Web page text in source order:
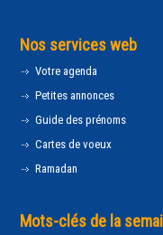
Nos services web
Votre agenda
Petites annonces
Guide des prénoms
Cartes de voeux
Ramadan
Mots-clés de la